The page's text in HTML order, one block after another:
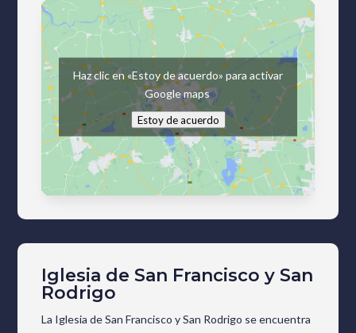
Haz clic en «Estoy de acuerdo» para activar
Google maps
Estoy de acuerdo
Iglesia de San Francisco y San
Rodrigo
La Iglesia de San Francisco y San Rodrigo se encuentra